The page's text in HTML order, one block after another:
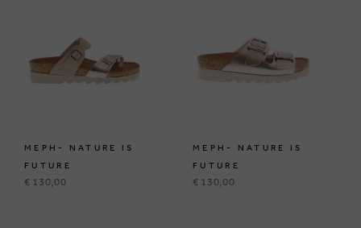
MEPH- NATURE IS
FUTURE
€ 130,00
MEPH- NATURE IS
FUTURE
€ 130,00